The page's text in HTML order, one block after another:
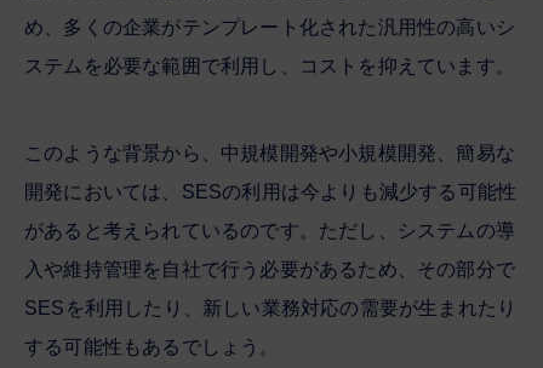
め、多くの企業がテンプレート化された汎用性の高いシ
ステムを必要な範囲で利用し、コストを抑えています。
このような背景から、中規模開発や小規模開発、簡易な
開発においては、SESの利用は今よりも減少する可能性
があると考えられているのです。ただし、システムの導
入や維持管理を自社で行う必要があるため、その部分で
SESを利用したり、新しい業務対応の需要が生まれたり
する可能性もあるでしょう。